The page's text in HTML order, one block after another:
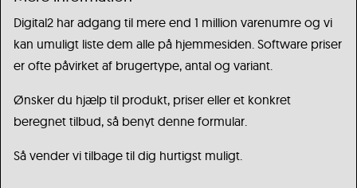
Digital2 har adgang til mere end 1 million varenumre og vi
kan umuligt liste dem alle på hjemmesiden. Software priser
er ofte påvirket af brugertype, antal og variant.
Ønsker du hjælp til produkt, priser eller et konkret
beregnet tilbud, så benyt denne formular.
Så vender vi tilbage til dig hurtigst muligt.